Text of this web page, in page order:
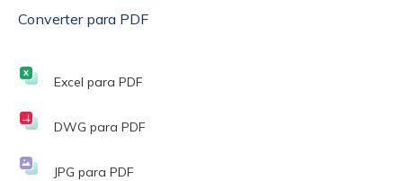
Converter para PDF
Excel para PDF
DWG para PDF
JPG para PDF